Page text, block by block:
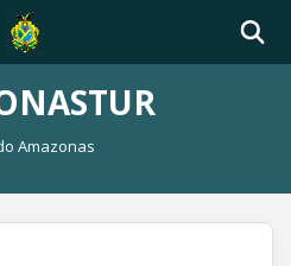
Amazonas